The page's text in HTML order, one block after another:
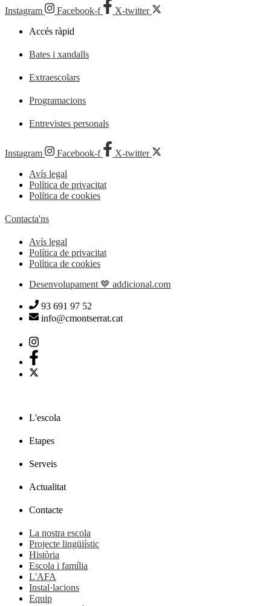
Instagram Facebook-f
X-twitter
Accés ràpid
Bates i xandalls
Extraescolars
Programacions
Entrevistes personals
Instagram Facebook-f
X-twitter
Avís legal
Política de privacitat
Política de cookies
Contacta'ns
Avís legal
Política de privacitat
Política de cookies
Desenvolupament 💙 addicional.com
93 691 97 52
info@cmontserrat.cat
L'escola
Etapes
Serveis
Actualitat
Contacte
La nostra escola
Projecte lingüiístic
Història
Escola i família
L'AFA
Instal·lacions
Equip